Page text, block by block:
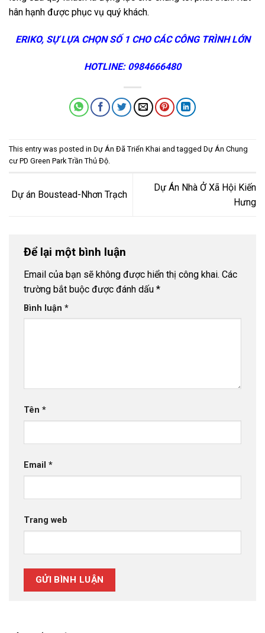
hân hạnh được phục vụ quý khách.
ERIKO, SỰ LỰA CHỌN SỐ 1 CHO CÁC CÔNG TRÌNH LỚN
HOTLINE: 0984666480
This entry was posted in Dự Án Đã Triển Khai and tagged Dự Án Chung
cư PD Green Park Trần Thủ Độ.
Dự án Boustead-Nhơn Trạch
Dự Án Nhà Ở Xã Hội Kiến
Hưng
Để lại một bình luận
Email của bạn sẽ không được hiển thị công khai. Các
trường bắt buộc được đánh dấu *
Bình luận *
Tên *
Email *
Trang web